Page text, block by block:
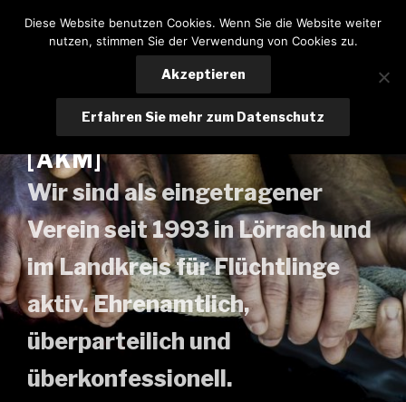
Inhalt
ARBEITSKREIS
MITEINANDER LÖRRACH E.V.
[AKM]
Wir sind als eingetragener
Verein seit 1993 in Lörrach und
im Landkreis für Flüchtlinge
aktiv. Ehrenamtlich,
überparteilich und
überkonfessionell.
Diese Website benutzen Cookies. Wenn Sie die Website weiter
nutzen, stimmen Sie der Verwendung von Cookies zu.
Akzeptieren
Erfahren Sie mehr zum Datenschutz